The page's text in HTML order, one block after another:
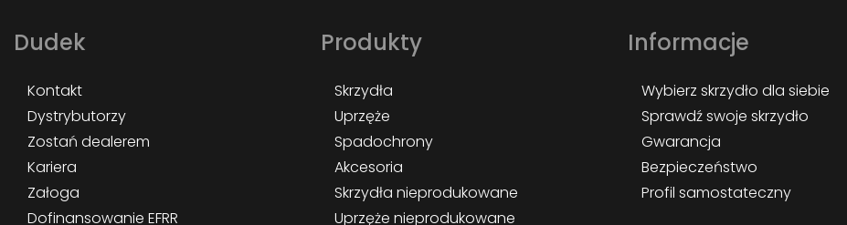
Dudek
Kontakt
Dystrybutorzy
Zostań dealerem
Kariera
Załoga
Dofinansowanie EFRR
Produkty
Skrzydła
Uprzęże
Spadochrony
Akcesoria
Skrzydła nieprodukowane
Uprzęże nieprodukowane
Informacje
Wybierz skrzydło dla siebie
Sprawdź swoje skrzydło
Gwarancja
Bezpieczeństwo
Profil samostateczny